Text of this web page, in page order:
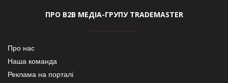
ПРО В2В МЕДІА-ГРУПУ TRADEMASTER
Про нас
Наша команда
Реклама на порталі